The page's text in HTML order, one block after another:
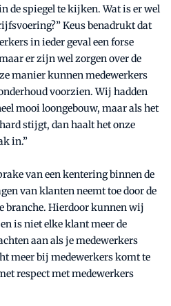
de spiegel te kijken. Wat is er wel
Keus benadrukt dat
in ieder geval een forse
er zijn wel zorgen over de
manier kunnen medewerkers
voorzien. Wij hadden
mooi loongebouw, maar als het
stijgt, dan haalt het onze
in.”
van een kentering binnen de
van klanten neemt toe door de
branche. Hierdoor kunnen wij
is niet elke klant meer de
aan als je medewerkers
meer bij medewerkers komt te
respect met medewerkers